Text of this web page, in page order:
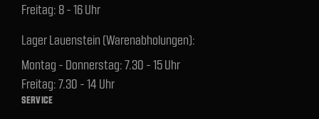
Freitag: 8 - 16 Uhr
Lager Lauenstein (Warenabholungen):
Montag - Donnerstag: 7.30 - 15 Uhr
Freitag: 7.30 - 14 Uhr
SERVICE